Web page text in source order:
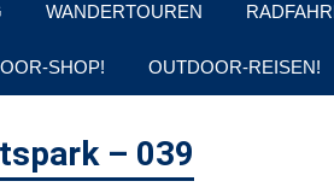
WANDERTOUREN
SHOP! OUTDOOR-REISEN!
– 039